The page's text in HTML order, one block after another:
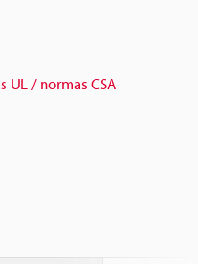
UL / normas CSA